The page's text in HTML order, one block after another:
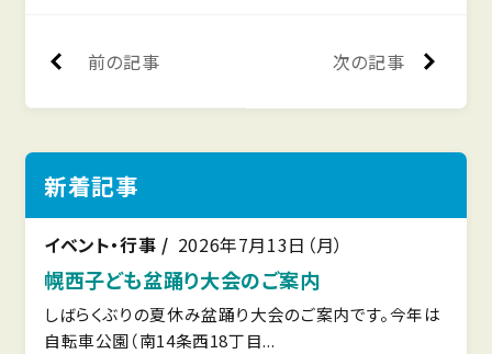
前の記事 次の記事
新着記事
イベント・行事 2026年7月13日（月）
幌西子ども盆踊り大会のご案内
しばらくぶりの夏休み盆踊り大会のご案内です。今年は
自転車公園（南14条西18丁目...